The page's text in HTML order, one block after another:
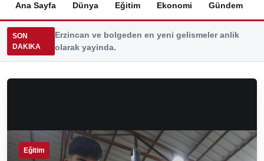
Ana Sayfa Dünya Eğitim Ekonomi Gündem
SON
DAKIKA
Erzincan ve bolgeden en yeni gelismeler anlik
olarak yayinda.
Eğitim